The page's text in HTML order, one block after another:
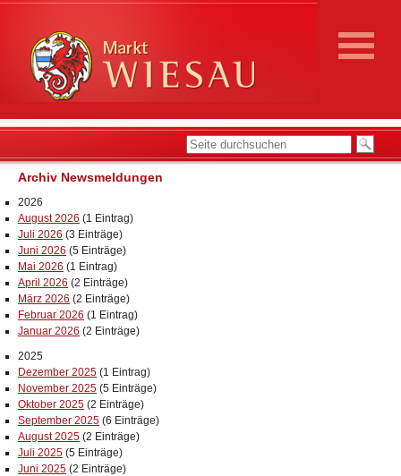
Archiv Newsmeldungen
2026
August 2026 (1 Eintrag)
Juli 2026 (3 Einträge)
Juni 2026 (5 Einträge)
Mai 2026 (1 Eintrag)
April 2026 (2 Einträge)
März 2026 (2 Einträge)
Februar 2026 (1 Eintrag)
Januar 2026 (2 Einträge)
2025
Dezember 2025 (1 Eintrag)
November 2025 (5 Einträge)
Oktober 2025 (2 Einträge)
September 2025 (6 Einträge)
August 2025 (2 Einträge)
Juli 2025 (5 Einträge)
Juni 2025 (2 Einträge)